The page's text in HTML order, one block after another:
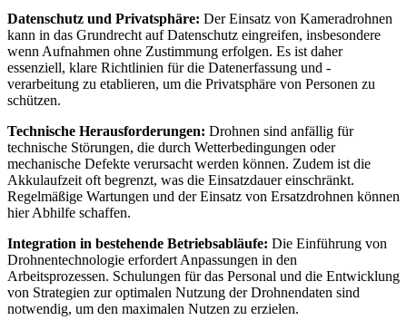
Datenschutz und Privatsphäre: Der Einsatz von Kameradrohnen
kann in das Grundrecht auf Datenschutz eingreifen, insbesondere
wenn Aufnahmen ohne Zustimmung erfolgen. Es ist daher
essenziell, klare Richtlinien für die Datenerfassung und -
verarbeitung zu etablieren, um die Privatsphäre von Personen zu
schützen.
Technische Herausforderungen: Drohnen sind anfällig für
technische Störungen, die durch Wetterbedingungen oder
mechanische Defekte verursacht werden können. Zudem ist die
Akkulaufzeit oft begrenzt, was die Einsatzdauer einschränkt.
Regelmäßige Wartungen und der Einsatz von Ersatzdrohnen können
hier Abhilfe schaffen.
Integration in bestehende Betriebsabläufe: Die Einführung von
Drohnentechnologie erfordert Anpassungen in den
Arbeitsprozessen. Schulungen für das Personal und die Entwicklung
von Strategien zur optimalen Nutzung der Drohnendaten sind
notwendig, um den maximalen Nutzen zu erzielen.